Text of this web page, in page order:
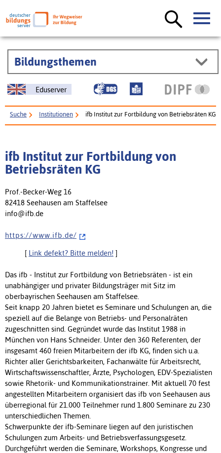
Bildungsthemen
Eduserver
Suche Institutionen ifb Institut zur Fortbildung von Betriebsräten KG
ifb Institut zur Fortbildung von
Betriebsräten KG
Prof.-Becker-Weg 16
82418 Seehausen am Staffelsee
info@ifb.de
h t t p s : / / w w w . i f b . d e /
[ Link defekt? Bitte melden! ]
Das ifb - Institut zur Fortbildung von Betriebsräten - ist ein
unabhängiger und privater Bildungsträger mit Sitz im
oberbayrischen Seehausen am Staffelsee.
Seit knapp 20 Jahren bietet es Seminare und Schulungen an, die
speziell auf die Belange von Betriebs- und Personalräten
zugeschnitten sind. Gegründet wurde das Institut 1988 in
München von Hans Schneider. Unter den 360 Referenten, der
insgesamt 460 freien Mitarbeitern der ifb KG, finden sich u.a.
Richter aller Gerichtsbarkeiten, Fachanwälte für Arbeitsrecht,
Wirtschaftswissenschaftler, Ärzte, Psychologen, EDV-Spezialisten
sowie Rhetorik- und Kommunikationstrainer. Mit aktuell 70 fest
angestellten Mitarbeitern organisiert das ifb von Seehausen aus
überregional für 21.000 Teilnehmer rund 1.800 Seminare zu 230
unterschiedlichen Themen.
Schwerpunkte der ifb-Seminare liegen auf den juristischen
Schulungen zum Arbeits- und Betriebsverfassungsgesetz.
Durchgeführt werden die Seminare, Workshops, Kongresse und